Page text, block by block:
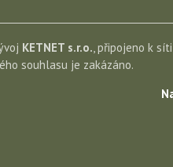
KETNET s.r.o., připojeno k
souhlasu je zakázáno.